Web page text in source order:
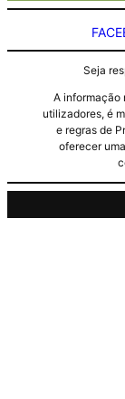
Seja
A informação
utilizadores, é
e regras de
oferecer